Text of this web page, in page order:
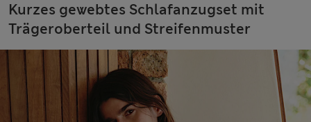
Kurzes gewebtes Schlafanzugset mit
Trägeroberteil und Streifenmuster